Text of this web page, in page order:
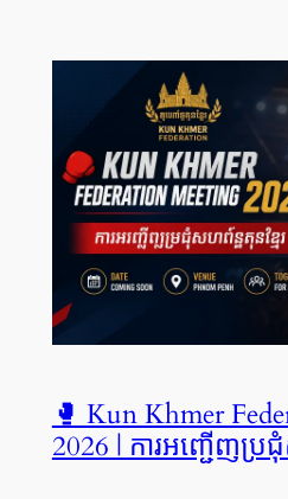
🥊 Kun Khmer
2026 | ការអញ្ជើញប្រ